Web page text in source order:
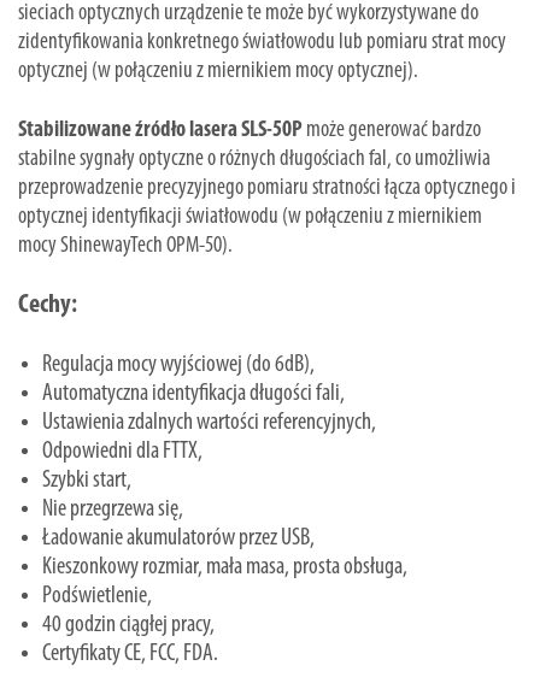
sieciach optycznych urządzenie te może być wykorzystywane do
zidentyfikowania konkretnego światłowodu lub pomiaru strat mocy
optycznej (w połączeniu z miernikiem mocy optycznej).
Stabilizowane źródło lasera SLS-50P może generować bardzo
stabilne sygnały optyczne o różnych długościach fal, co umożliwia
przeprowadzenie precyzyjnego pomiaru stratności łącza optycznego i
optycznej identyfikacji światłowodu (w połączeniu z miernikiem
mocy ShinewayTech OPM-50).
Cechy:
Regulacja mocy wyjściowej (do 6dB),
Automatyczna identyfikacja długości fali,
Ustawienia zdalnych wartości referencyjnych,
Odpowiedni dla FTTX,
Szybki start,
Nie przegrzewa się,
Ładowanie akumulatorów przez USB,
Kieszonkowy rozmiar, mała masa, prosta obsługa,
Podświetlenie,
40 godzin ciągłej pracy,
Certyfikaty CE, FCC, FDA.